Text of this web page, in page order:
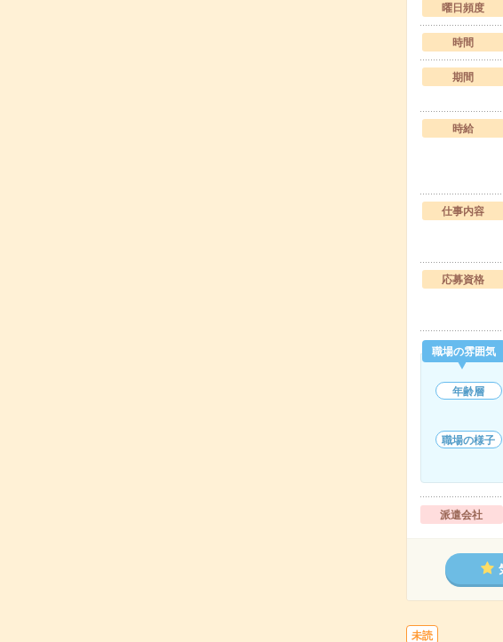
曜日頻度
時間
期間
時給
仕事内容
応募資格
職場の雰囲気
年齢層
職場の様子
派遣会社
未読